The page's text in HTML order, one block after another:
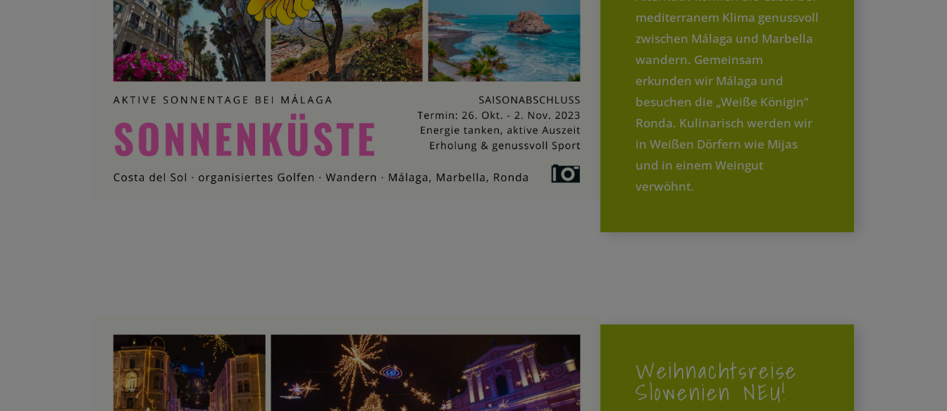
mediterranem Klima genussvoll
zwischen Málaga und Marbella
wandern. Gemeinsam
erkunden wir Málaga und
besuchen die „Weiße Königin“
Ronda. Kulinarisch werden wir
in Weißen Dörfern wie Mijas
und in einem Weingut
verwöhnt.
Weihnachtsreise
Slowenien NEU!